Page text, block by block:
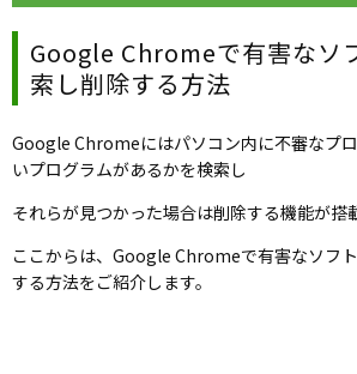
Google Chromeで有害なソ
索し削除する方法
Google Chromeにはパソコン内に不審なプ
いプログラムがあるかを検索し
それらが見つかった場合は削除する機能が搭
ここからは、 Google Chromeで有害なソフ
する方法をご紹介します。